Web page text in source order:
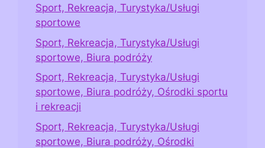
Sport, Rekreacja, Turystyka/Usługi
sportowe
Sport, Rekreacja, Turystyka/Usługi
sportowe, Biura podróży
Sport, Rekreacja, Turystyka/Usługi
sportowe, Biura podróży, Ośrodki sportu
i rekreacji
Sport, Rekreacja, Turystyka/Usługi
sportowe, Biura podróży, Ośrodki